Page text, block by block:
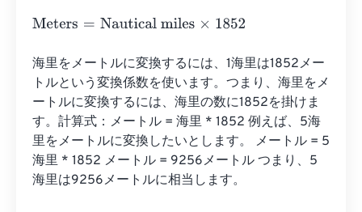
Meters= Nautical miles×1852
海里をメートルに変換するには、1海里は1852メー
トルという変換係数を使います。つまり、海里をメ
ートルに変換するには、海里の数に1852を掛けま
す。計算式：メートル = 海里 * 1852 例えば、5海
里をメートルに変換したいとします。 メートル = 5
海里 * 1852 メートル = 9256メートル つまり、5
海里は9256メートルに相当します。